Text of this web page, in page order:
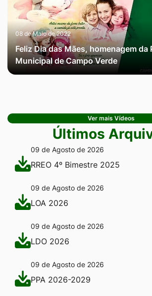
08 de Maio de 2022
Feliz Dia das Mães, homenagem da
Municipal de Campo Verde
Ver mais Vídeos
Últimos
09 de Agosto de 2026
RREO 4º Bimestre 2025
09 de Agosto de 2026
LOA 2026
09 de Agosto de 2026
LDO 2026
09 de Agosto de 2026
PPA 2026-2029